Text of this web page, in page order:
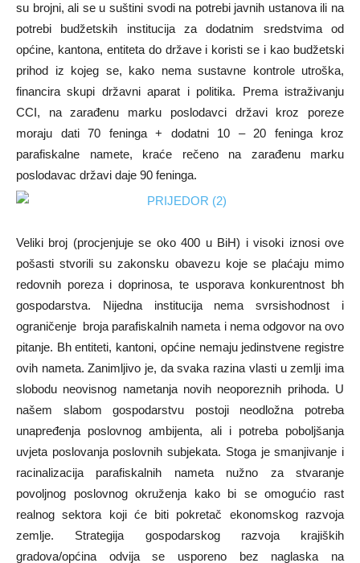
su brojni, ali se u suštini svodi na potrebi javnih ustanova ili na
potrebi budžetskih institucija za dodatnim sredstvima od
općine, kantona, entiteta do države i koristi se i kao budžetski
prihod iz kojeg se, kako nema sustavne kontrole utroška,
financira skupi državni aparat i politika. Prema istraživanju
CCI, na zarađenu marku poslodavci državi kroz poreze
moraju dati 70 feninga + dodatni 10 – 20 feninga kroz
parafiskalne namete, kraće rečeno na zarađenu marku
poslodavac državi daje 90 feninga.
Veliki broj (procjenjuje se oko 400 u BiH) i visoki iznosi ove
pošasti stvorili su zakonsku obavezu koje se plaćaju mimo
redovnih poreza i doprinosa, te usporava konkurentnost bh
gospodarstva. Nijedna institucija nema svrsishodnost i
ograničenje broja parafiskalnih nameta i nema odgovor na ovo
pitanje. Bh entiteti, kantoni, općine nemaju jedinstvene registre
ovih nameta. Zanimljivo je, da svaka razina vlasti u zemlji ima
slobodu neovisnog nametanja novih neoporeznih prihoda. U
našem slabom gospodarstvu postoji neodložna potreba
unapređenja poslovnog ambijenta, ali i potreba poboljšanja
uvjeta poslovanja poslovnih subjekata. Stoga je smanjivanje i
racinalizacija parafiskalnih nameta nužno za stvaranje
povoljnog poslovnog okruženja kako bi se omogućio rast
realnog sektora koji će biti pokretač ekonomskog razvoja
zemlje. Strategija gospodarskog razvoja krajiških
gradova/općina odvija se usporeno bez naglaska na